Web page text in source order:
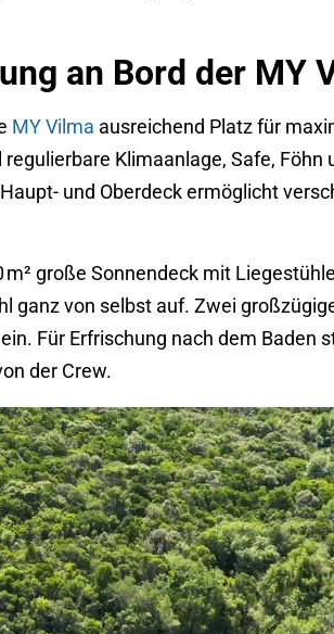
an Bord der MY
MY Vilma ausreichend Platz für
Klimaanlage, Safe,
und Oberdeck ermöglicht
m² große Sonnendeck mit
ganz von selbst auf. Zwei
Für Erfrischung nach dem
der Crew.